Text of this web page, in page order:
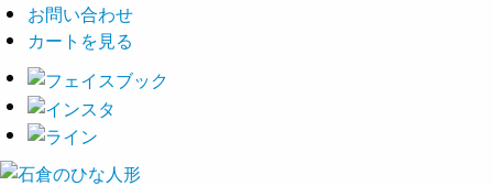
お問い合わせ
カートを見る